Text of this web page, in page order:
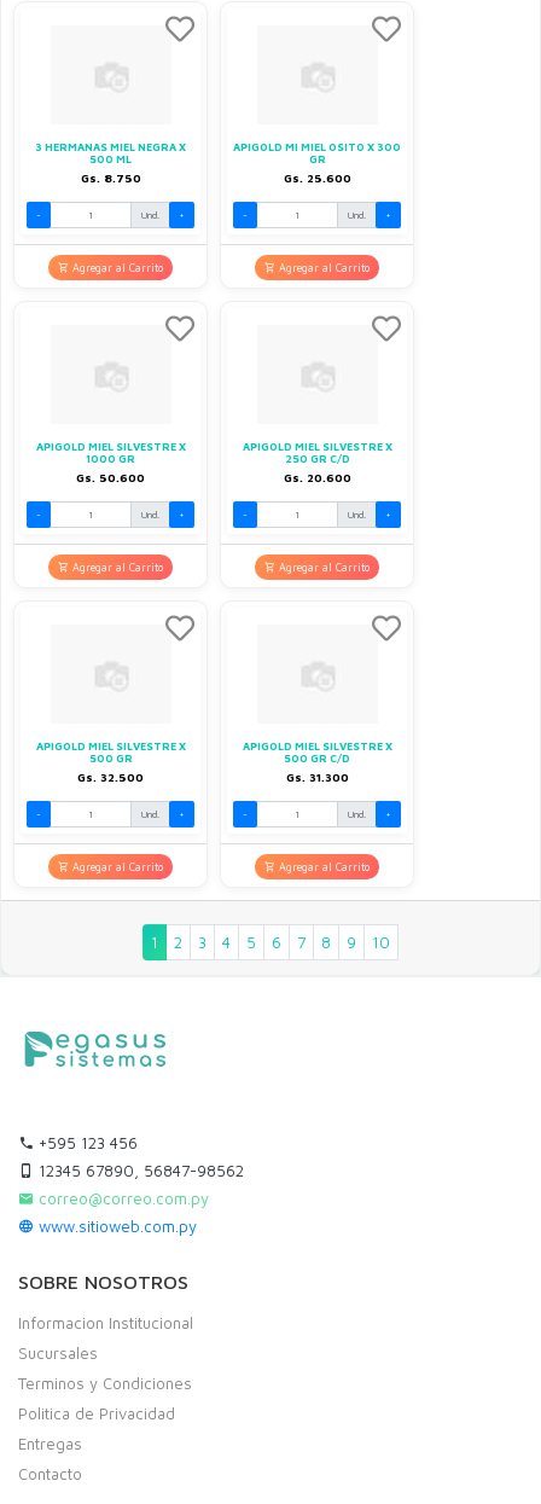
3 HERMANAS MIEL NEGRA X
500 ML
Gs. 8.750
- Und. +
Agregar al Carrito
APIGOLD MI MIEL OSITO X 300
GR
Gs. 25.600
- Und. +
Agregar al Carrito
APIGOLD MIEL SILVESTRE X
1000 GR
Gs. 50.600
- Und. +
Agregar al Carrito
APIGOLD MIEL SILVESTRE X
250 GR C/D
Gs. 20.600
- Und. +
Agregar al Carrito
APIGOLD MIEL SILVESTRE X
500 GR
Gs. 32.500
- Und. +
Agregar al Carrito
APIGOLD MIEL SILVESTRE X
500 GR C/D
Gs. 31.300
- Und. +
Agregar al Carrito
1 2 3 4 5 6 7 8 9 10
+595 123 456
12345 67890, 56847-98562
correo@correo.com.py
www.sitioweb.com.py
SOBRE NOSOTROS
Informacion Institucional
Sucursales
Terminos y Condiciones
Politica de Privacidad
Entregas
Contacto